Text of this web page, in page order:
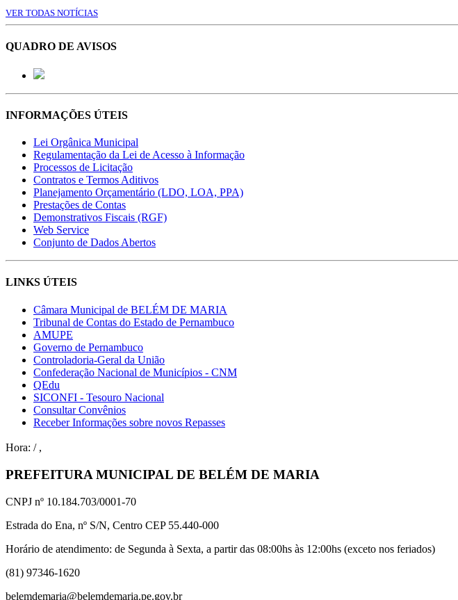
VER TODAS NOTÍCIAS
QUADRO DE AVISOS
INFORMAÇÕES ÚTEIS
Lei Orgânica Municipal
Regulamentação da Lei de Acesso à Informação
Processos de Licitação
Contratos e Termos Aditivos
Planejamento Orçamentário (LDO, LOA, PPA)
Prestações de Contas
Demonstrativos Fiscais (RGF)
Web Service
Conjunto de Dados Abertos
LINKS ÚTEIS
Câmara Municipal de BELÉM DE MARIA
Tribunal de Contas do Estado de Pernambuco
AMUPE
Governo de Pernambuco
Controladoria-Geral da União
Confederação Nacional de Municípios - CNM
QEdu
SICONFI - Tesouro Nacional
Consultar Convênios
Receber Informações sobre novos Repasses
Hora: / ,
PREFEITURA MUNICIPAL DE BELÉM DE MARIA
CNPJ nº 10.184.703/0001-70
Estrada do Ena, nº S/N, Centro CEP 55.440-000
Horário de atendimento: de Segunda à Sexta, a partir das 08:00hs às 12:00hs (exceto nos feriados)
(81) 97346-1620
belemdemaria@belemdemaria.pe.gov.br